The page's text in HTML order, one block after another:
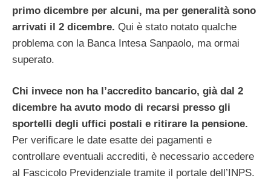
primo dicembre per alcuni, ma per generalità sono
arrivati il 2 dicembre. Qui è stato notato qualche
problema con la Banca Intesa Sanpaolo, ma ormai
superato.
Chi invece non ha l’accredito bancario, già dal 2
dicembre ha avuto modo di recarsi presso gli
sportelli degli uffici postali e ritirare la pensione.
Per verificare le date esatte dei pagamenti e
controllare eventuali accrediti, è necessario accedere
al Fascicolo Previdenziale tramite il portale dell’INPS.